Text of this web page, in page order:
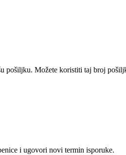
pošiljku. Možete koristiti taj broj
i ugovori novi termin isporuke.